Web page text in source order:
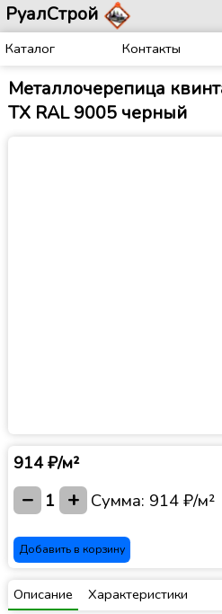
РуалСтрой
Каталог Контакты
Металлочерепица
TX RAL 9005 черный
914 ₽/м²
− 1 + Сумма: 914 ₽/м²
Добавить в корзину
Описание Характеристики